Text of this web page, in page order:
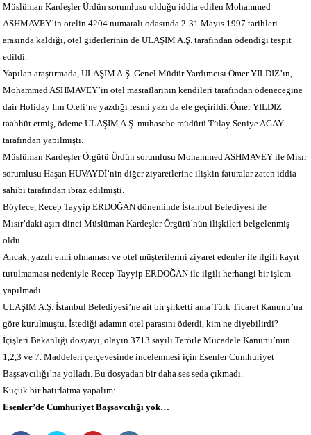
Müslüman Kardeşler Ürdün sorumlusu olduğu iddia edilen Mohammed
ASHMAVEY’in otelin 4204 numaralı odasında 2-31 Mayıs 1997 tarihleri
arasında kaldığı, otel giderlerinin de ULAŞIM A.Ş. tarafından ödendiği tespit
edildi.
Yapılan araştırmada,.ULAŞIM A.Ş. Genel Müdür Yardımcısı Ömer YILDIZ’ın,
Mohammed ASHMAVEY’in otel masraflarının kendileri tarafından ödeneceğine
dair Holiday Inn Oteli’ne yazdığı resmi yazı da ele geçirildi. Ömer YILDIZ
taahhüt etmiş, ödeme ULAŞIM A.Ş. muhasebe müdürü Tülay Seniye AGAY
tarafından yapılmıştı.
Müslüman Kardeşler Örgütü Ürdün sorumlusu Mohammed ASHMAVEY ile Mısır
sorumlusu Haşan HUVAYDİ’nin diğer ziyaretlerine ilişkin faturalar zaten iddia
sahibi tarafından ibraz edilmişti.
Böylece, Recep Tayyip ERDOĞAN döneminde İstanbul Belediyesi ile
Mısır’daki aşırı dinci Müslüman Kardeşler Örgütü’nün ilişkileri belgelenmiş
oldu.
Ancak, yazılı emri olmaması ve otel müşterilerini ziyaret edenler ile ilgili kayıt
tutulmaması nedeniyle Recep Tayyip ERDOĞAN ile ilgili herhangi bir işlem
yapılmadı.
ULAŞIM A.Ş. İstanbul Belediyesi’ne ait bir şirketti ama Türk Ticaret Kanunu’na
göre kurulmuştu. İstediği adamın otel parasını öderdi, kim ne diyebilirdi?
İçişleri Bakanlığı dosyayı, olayın 3713 sayılı Terörle Mücadele Kanunu’nun
1,2,3 ve 7. Maddeleri çerçevesinde incelenmesi için Esenler Cumhuriyet
Başsavcılığı’na yolladı. Bu dosyadan bir daha ses seda çıkmadı.
Küçük bir hatırlatma yapalım:
Esenler’de Cumhuriyet Başsavcılığı yok…